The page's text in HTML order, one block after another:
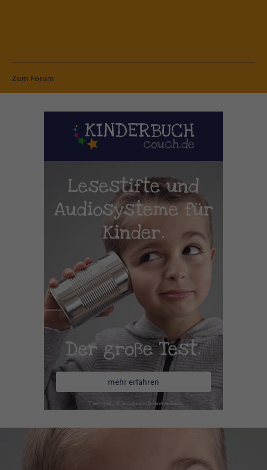
Zum Forum
Lesestifte und
Audiosysteme für
Kinder.
Der große Test.
mehr erfahren